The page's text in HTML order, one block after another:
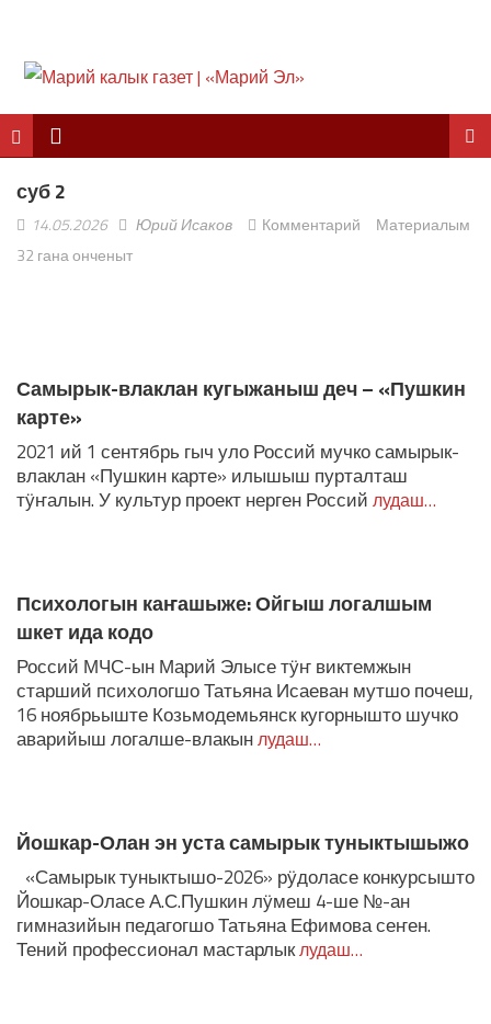
суб 2
14.05.2026 Юрий Исаков Комментарий
Материалым
32 гана онченыт
Самырык-влаклан кугыжаныш деч – «Пушкин
карте»
2021 ий 1 сентябрь гыч уло Россий мучко самырык-
влаклан «Пушкин карте» илышыш пурталташ
тӱҥалын. У культур проект нерген Россий лудаш…
Психологын каҥашыже: Ойгыш логалшым
шкет ида кодо
Россий МЧС-ын Марий Элысе тӱҥ виктемжын
старший психологшо Татьяна Исаеван мутшо почеш,
16 ноябрьыште Козьмодемьянск кугорнышто шучко
аварийыш логалше-влакынлудаш…
Йошкар-Олан эн уста самырык туныктышыжо
«Самырык туныктышо-2026» рӱдоласе конкурсышто
Йошкар-Оласе А.С.Пушкин лӱмеш 4-ше №-ан
гимназийын педагогшо Татьяна Ефимова сеҥен.
Тений профессионал мастарлыклудаш…